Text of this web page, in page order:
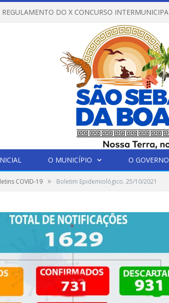
O MUNICÍPIO O GOVERNO
COVID-19 » Boletim Epidemiológico. 25/10/2021